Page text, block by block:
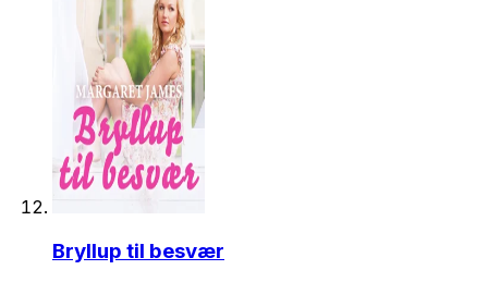
Bryllup til besvær